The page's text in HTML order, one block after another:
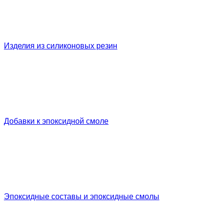
Изделия из силиконовых резин
Добавки к эпоксидной смоле
Эпоксидные составы и эпоксидные смолы